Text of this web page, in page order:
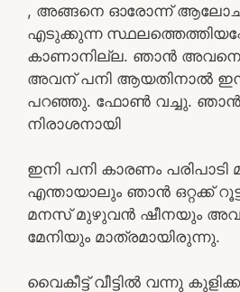
, അങ്ങനെ ഓരോന്ന്
എടുക്കുന്ന
കാണാനില്ല. ഞാൻ അവനെ
അവന് പനി ആയതിനാൽ
പറഞ്ഞു. ഫോൺ വച്ചു. ഞാൻ
നിരാശനായി
ഇനി പനി കാരണം പരിപാടി
എന്തായാലും ഞാൻ ഒറ്റക്ക്
മനസ് മുഴുവൻ ഷീനയും
മേനിയും മാത്രമായിരുന്നു.
വൈകീട്ട് വീട്ടിൽ വന്നു